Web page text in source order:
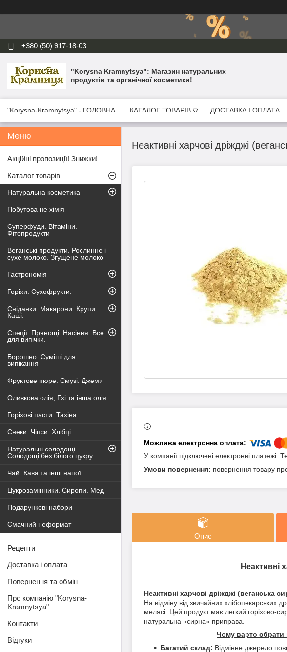
+380 (50) 917-18-03
"Korysna Kramnytsya": Магазин натуральних
продуктів та органічної косметики!
"Korysna-Kramnytsya" - ГОЛОВНА КАТАЛОГ ТОВАРІВ ДОСТАВКА І ОПЛАТА
Неактивні харчові дріжджі
У компанії підключені електронні
повернення товару
Опис
Неактивні
Неактивні харчові дріжджі (веганська
На відміну від звичайних хлібопекарських
мелясі. Цей продукт має легкий горіхово-
натуральна «сирна» приправа.
Чому варто обрати
Багатий склад: Відмінне джерело
Акційні пропозиції! Знижки!
Каталог товарів
Натуральна косметика
Побутова не хімія
Суперфуди. Вітаміни.
Фітопродукти
Веганські продукти. Рослинне і
сухе молоко. Згущене молоко
Гастрономія
Горіхи. Сухофрукти.
Сніданки. Макарони. Крупи.
Каші.
Спеції. Прянощі. Насіння. Все
для випічки.
Борошно. Суміші для
випікання
Фруктове пюре. Смузі. Джеми
Оливкова олія, Гхі та інша олія
Горіхові пасти. Тахіна.
Снеки. Чіпси. Хлібці
Натуральні солодощі.
Солодощі без білого цукру.
Чай. Кава та інші напої
Цукрозамінники. Сиропи. Мед
Подарункові набори
Смачний неформат
Рецепти
Доставка і оплата
Повернення та обмін
Про компанію "Korysna-
Kramnytsya"
Контакти
Відгуки